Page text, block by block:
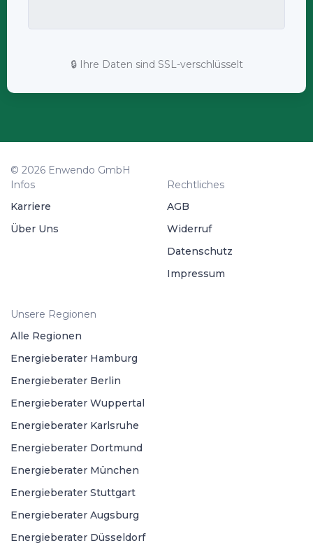
🔒 Ihre Daten sind SSL-verschlüsselt
© 2026 Enwendo GmbH
Infos
Karriere
Über Uns
Rechtliches
AGB
Widerruf
Datenschutz
Impressum
Unsere Regionen
Alle Regionen
Energieberater Hamburg
Energieberater Berlin
Energieberater Wuppertal
Energieberater Karlsruhe
Energieberater Dortmund
Energieberater München
Energieberater Stuttgart
Energieberater Augsburg
Energieberater Düsseldorf